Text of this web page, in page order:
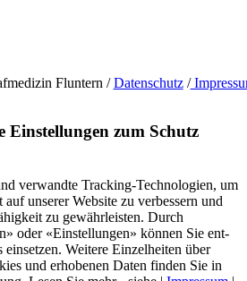
Fluntern /Datenschutz/
Einstellungen zum Schutz
verwandte Tracking-Technologien, um
unserer Website zu ver­bessern und
zu gewähr­leisten. Durch
oder «Einstellungen» können Sie ent­
Weitere Einzel­heiten über
und er­hobenen Daten finden Sie in